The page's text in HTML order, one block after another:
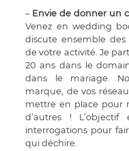
– Envie de donner un
Venez en wedding
discute ensemble des
de votre activité. Je
20 ans dans le
dans le mariage.
marque, de vos
mettre en place pour
d’autres !
interrogations pour
qui déchire.